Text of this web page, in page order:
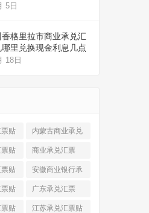
5日
格里拉市商业承兑汇
里兑换现金利息几点
18日
贴
内蒙古商业承兑
汇票(316)
贴
商业承兑汇票
(225)
贴
安徽商业银行承
兑汇票 (565)
贴
广东承兑汇票
(979)
贴
江苏承兑汇票贴